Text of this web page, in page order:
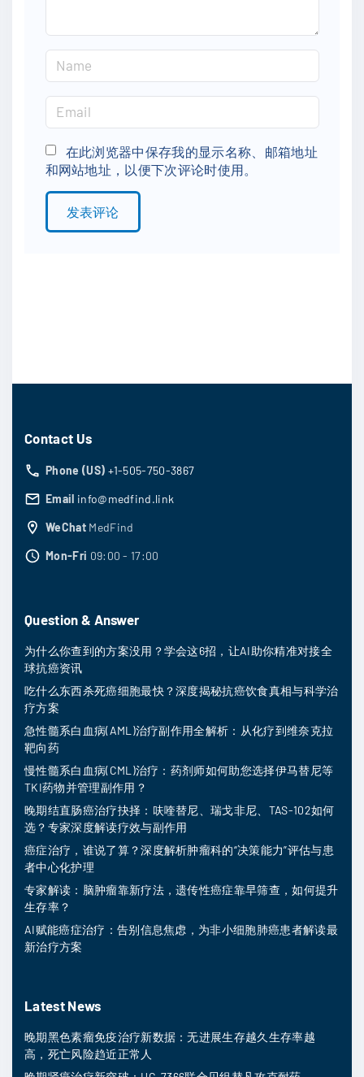
a
e
*
m
a
i
l
在此浏览器中保存我的显示名称、邮箱地址
和网站地址，以便下次评论时使用。
Contact Us
Phone (US) +1-505-750-3867
Email info@medfind.link
WeChat MedFind
Mon-Fri 09:00 - 17:00
Question & Answer
为什么你查到的方案没用？学会这6招，让AI助你精准对接全
球抗癌资讯
吃什么东西杀死癌细胞最快？深度揭秘抗癌饮食真相与科学治
疗方案
急性髓系白血病(AML)治疗副作用全解析：从化疗到维奈克拉
靶向药
慢性髓系白血病(CML)治疗：药剂师如何助您选择伊马替尼等
TKI药物并管理副作用？
晚期结直肠癌治疗抉择：呋喹替尼、瑞戈非尼、TAS-102如何
选？专家深度解读疗效与副作用
癌症治疗，谁说了算？深度解析肿瘤科的“决策能力”评估与患
者中心化护理
专家解读：脑肿瘤靠新疗法，遗传性癌症靠早筛查，如何提升
生存率？
AI赋能癌症治疗：告别信息焦虑，为非小细胞肺癌患者解读最
新治疗方案
Latest News
晚期黑色素瘤免疫治疗新数据：无进展生存越久生存率越
高，死亡风险趋近正常人